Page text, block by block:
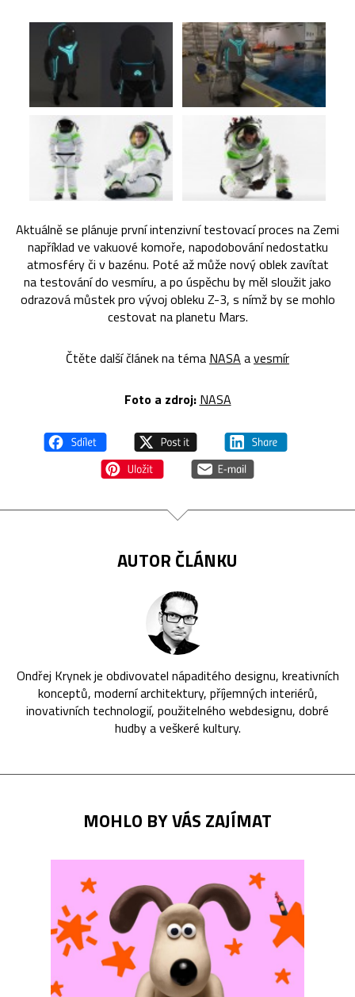
Aktuálně se plánuje první intenzivní testovací proces na Zemi
například ve vakuové komoře, napodobování nedostatku
atmosféry či v bazénu. Poté až může nový oblek zavítat
na testování do vesmíru, a po úspěchu by měl sloužit jako
odrazová můstek pro vývoj obleku Z-3, s nímž by se mohlo
cestovat na planetu Mars.
Čtěte další článek na téma NASA avesmír
Foto a zdroj: NASA
AUTOR ČLÁNKU
Ondřej Krynek je obdivovatel nápaditého designu, kreativních
konceptů, moderní architektury, příjemných interiérů,
inovativních technologií, použitelného webdesignu, dobré
hudby a veškeré kultury.
MOHLO BY VÁS ZAJÍMAT